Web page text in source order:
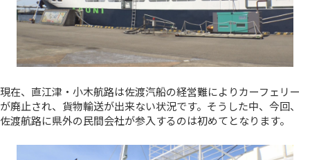
現在、直江津・小木航路は佐渡汽船の経営難によりカーフェリー
が廃止され、貨物輸送が出来ない状況です。そうした中、今回、
佐渡航路に県外の民間会社が参入するのは初めてとなります。